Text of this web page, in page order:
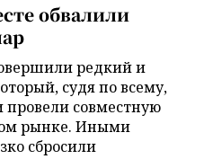
обвалили
редкий и
судя по всему,
совместную
рынке. Иными
сбросили